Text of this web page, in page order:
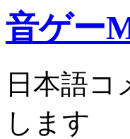
音ゲー
日本語
します